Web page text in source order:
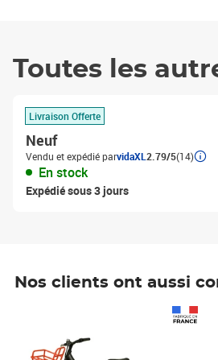
Toutes les
Livraison Offerte
Neuf
Vendu et expédié parvidaXL 2.79/5(14)
En stock
Expédié sous 3 jours
Nos clients ont aussi